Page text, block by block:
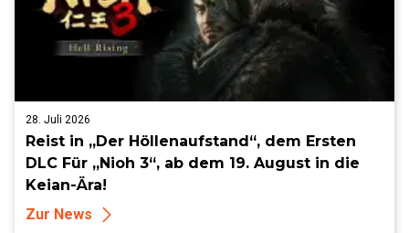
28. Juli 2026
Reist in „Der Höllenaufstand“, dem Ersten
DLC Für „Nioh 3“, ab dem 19. August in die
Keian-Ära!
Zur News